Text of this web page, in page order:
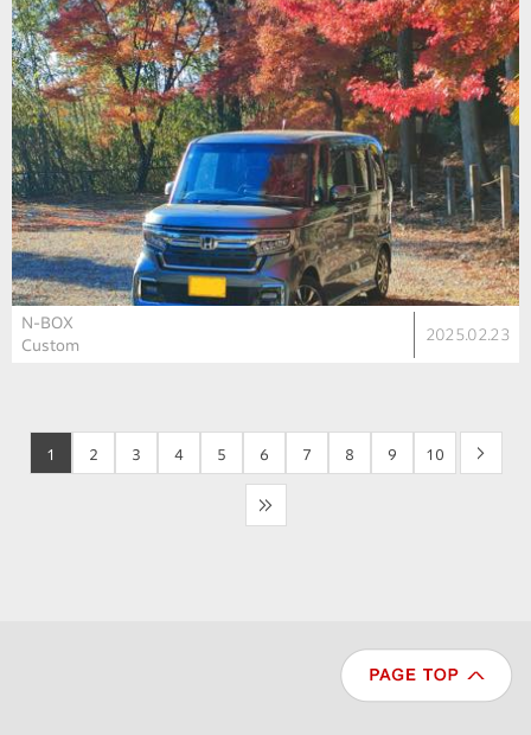
N-BOX
Custom
2025.02.23
1 2 3 4 5 6 7 8 9 10 >
>>